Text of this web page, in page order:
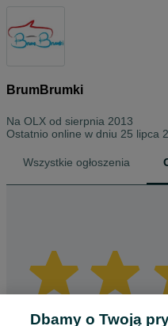
BrumBrumki
Na OLX od sierpnia 2013
Ostatnio online w dniu 25 lipca
Wszystkie ogłoszenia
Dbamy o Twoją